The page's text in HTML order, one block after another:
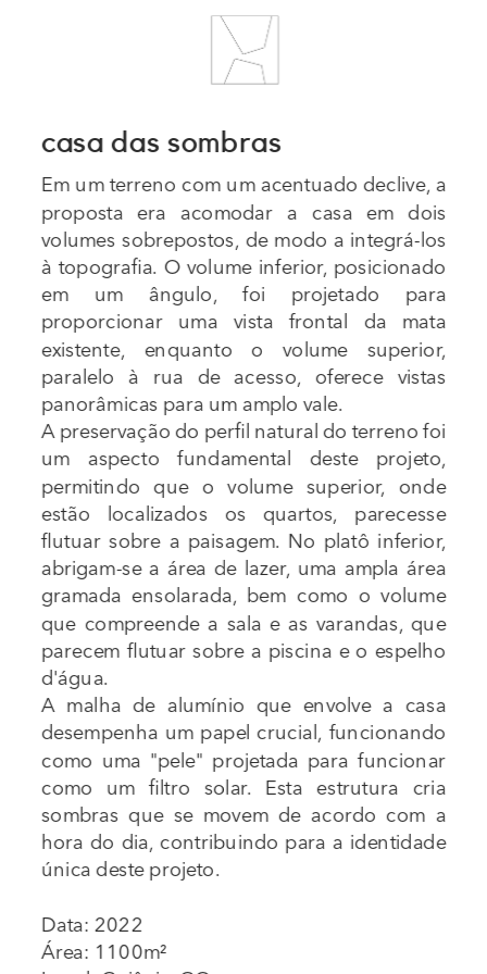
casa das sombras
Em um terreno com um acentuado declive, a
proposta era acomodar a casa em dois
volumes sobrepostos, de modo a integrá-los
à topografia. O volume inferior, posicionado
em um ângulo, foi projetado para
proporcionar uma vista frontal da mata
existente, enquanto o volume superior,
paralelo à rua de acesso, oferece vistas
panorâmicas para um amplo vale.
A preservação do perfil natural do terreno foi
um aspecto fundamental deste projeto,
permitindo que o volume superior, onde
estão localizados os quartos, parecesse
flutuar sobre a paisagem. No platô inferior,
abrigam-se a área de lazer, uma ampla área
gramada ensolarada, bem como o volume
que compreende a sala e as varandas, que
parecem flutuar sobre a piscina e o espelho
d'água.
A malha de alumínio que envolve a casa
desempenha um papel crucial, funcionando
como uma "pele" projetada para funcionar
como um filtro solar. Esta estrutura cria
sombras que se movem de acordo com a
hora do dia, contribuindo para a identidade
única deste projeto.
Data: 2022
Área: 1100m²